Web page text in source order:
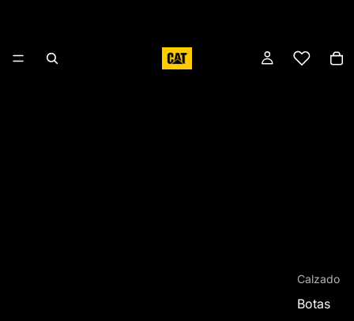
Calzado
Botas